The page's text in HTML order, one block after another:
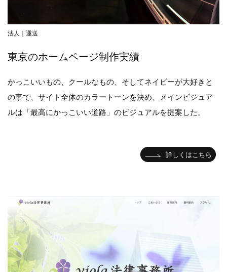
法人｜運送
東京のホームページ制作実績
かっこいいもの、クールなもの、そしてネイビーが大好きと
の事で、サイト全体のカラートーンを決め、メインビジュア
ルは「最高にかっこいい道路」のビジュアルを提案した。
詳しくはこちら